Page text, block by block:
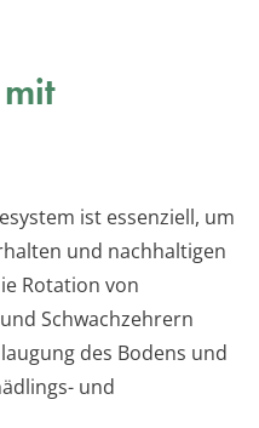
ist essenziell, um
und nachhaltigen
Rotation von
Schwachzehrern
des Bodens und
und